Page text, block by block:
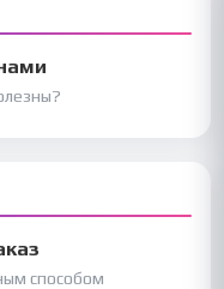
способом